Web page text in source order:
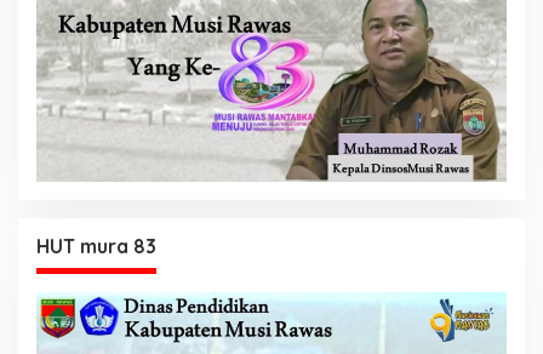
HUT mura 83